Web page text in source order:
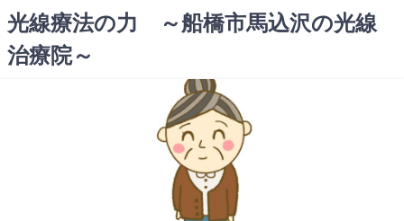
ン
テ
光線療法の力 ～船橋市馬込沢の光線
治療院～